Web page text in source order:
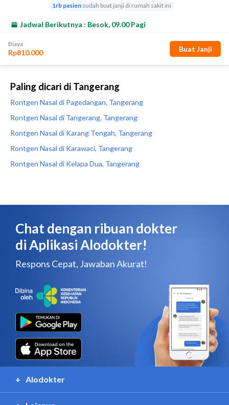
Paling dicari di Tangerang
Rontgen Nasal di Pagedangan, Tangerang
Rontgen Nasal di Tangerang, Tangerang
Rontgen Nasal di Karang Tengah, Tangerang
Rontgen Nasal di Karawaci, Tangerang
Rontgen Nasal di Kelapa Dua, Tangerang